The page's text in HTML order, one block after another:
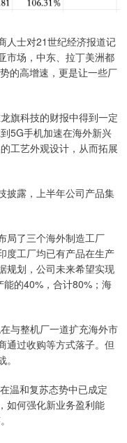
士对21世纪经济报道记
市场，中东、拉丁美洲都
的高增速，更是让一些厂
旗科技的财报中得到一定
5G手机加速在海外新兴
工艺外观设计，从而拓展
露，上半年公司产品集
了三个海外制造工厂
工厂均已有产品在生产
规划，公司未来希望实现
的40%，合计80%；海
与整机厂一道扩充海外市
通过收购等方式落子。但
和复苏态势中已成定
如何强化新业务盈利能